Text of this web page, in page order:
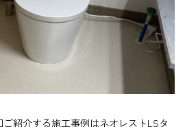
紹介する施工事例はネオレストLSタ